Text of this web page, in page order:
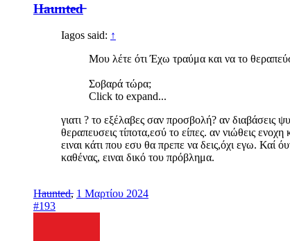
H̶a̶u̶n̶t̶e̶d̶
Iagos said: ↑
Μου λέτε ότι Έχω τραύμα και να το
Σοβαρά τώρα;
Click to expand...
γιατι ? το εξέλαβες σαν προσβολή? αν διαβάσεις
θεραπευσεις τίποτα,εσύ το είπες. αν νιώθεις
ειναι κάτι που εσυ θα πρεπε να δεις,όχι εγω.
καθένας, ειναι δικό του πρόβλημα.
H̶a̶u̶n̶t̶e̶d̶, 1 Μαρτίου 2024
#193